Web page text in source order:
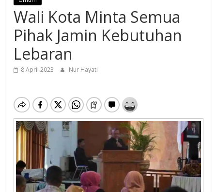
Wali Kota Minta Semua
Pihak Jamin Kebutuhan
Lebaran
8 April 2023 Nur Hayati